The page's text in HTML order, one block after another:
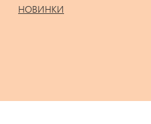
НОВИНКИ